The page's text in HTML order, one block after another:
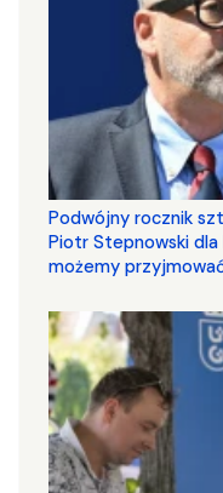
Podwójny rocznik
Piotr Stepnowski dla
możemy